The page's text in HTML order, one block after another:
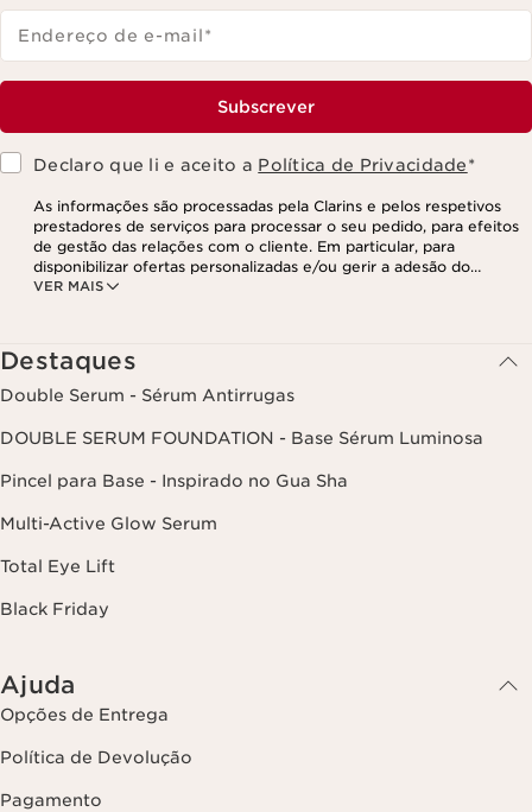
Endereço de e-mail*
Subscrever
Declaro que li e aceito a Política de Privacidade*
VER MAIS
As informações são processadas pela Clarins e pelos respetivos
prestadores de serviços para processar o seu pedido, para efeitos
de gestão das relações com o cliente. Em particular, para
disponibilizar ofertas personalizadas e/ou gerir a adesão do
utilizador ao nosso programa de fidelização e para criar o seu
as suas informações, assim como o direito de se opor e impedir o
respetivo processamento. Poderá exercer este direito,
contactando-nos. Para mais informações, consulte a nossa política
de privacidade, clicando aqui
Destaques
Double Serum - Sérum Antirrugas
DOUBLE SERUM FOUNDATION - Base Sérum Luminosa
Pincel para Base - Inspirado no Gua Sha
Multi-Active Glow Serum
Total Eye Lift
Black Friday
Ajuda
Opções de Entrega
Política de Devolução
Pagamento